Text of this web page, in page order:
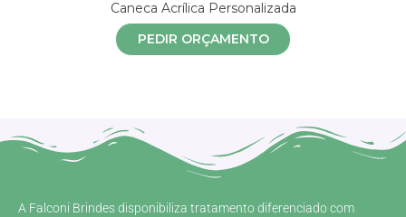
Caneca Acrílica Personalizada
PEDIR ORÇAMENTO
A Falconi Brindes disponibiliza tratamento diferenciado com